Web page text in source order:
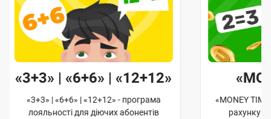
«3+3» | «6+6» | «12+12»
«3+3» | «6+6» | «12+12» - програма
лояльності для діючих абонентів
«MONEY
рахунку